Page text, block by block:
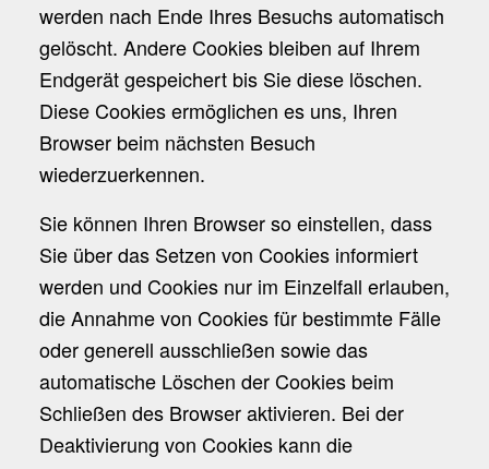
werden nach Ende Ihres Besuchs automatisch
gelöscht. Andere Cookies bleiben auf Ihrem
Endgerät gespeichert bis Sie diese löschen.
Diese Cookies ermöglichen es uns, Ihren
Browser beim nächsten Besuch
wiederzuerkennen.
Sie können Ihren Browser so einstellen, dass
Sie über das Setzen von Cookies informiert
werden und Cookies nur im Einzelfall erlauben,
die Annahme von Cookies für bestimmte Fälle
oder generell ausschließen sowie das
automatische Löschen der Cookies beim
Schließen des Browser aktivieren. Bei der
Deaktivierung von Cookies kann die